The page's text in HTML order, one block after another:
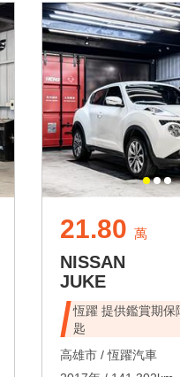
21.80 萬
NISSAN
JUKE
恆躍 提供鑑賞期保
匙
高雄市 /恆躍汽車